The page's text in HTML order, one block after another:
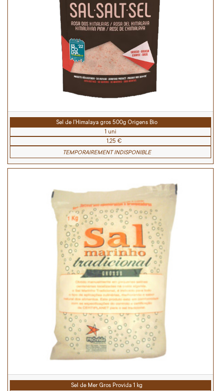
Sel de l'Himalaya gros 500g Origens Bio
1 uni
1,25 €
TEMPORAIREMENT INDISPONIBLE
Sel de Mer Gros Provida 1 kg